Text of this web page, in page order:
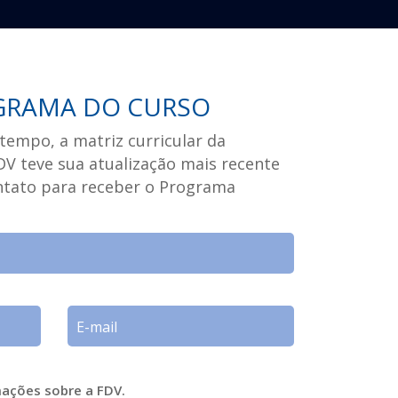
DO CURSO
a matriz curricular da
teve sua atualização mais recente
para receber o Programa
sobre a FDV.